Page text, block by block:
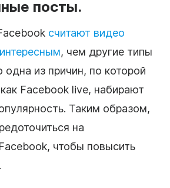
посты.
считают видео
, чем другие типы
из причин, по которой
Facebook live, набирают
Таким образом,
на
чтобы повысить